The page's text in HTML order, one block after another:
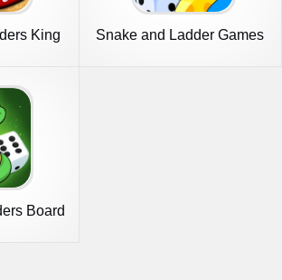
King Snake and Ladder Games
Board